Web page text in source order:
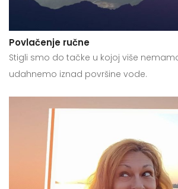
Povlačenje ručne
Stigli smo do tačke u kojoj više
udahnemo iznad površine vode.